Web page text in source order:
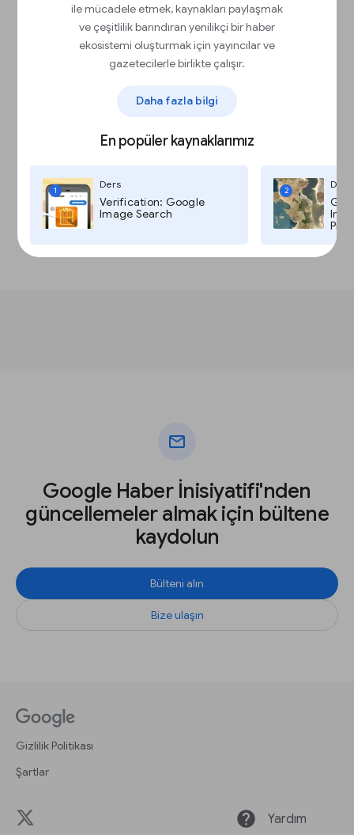
ile mücadele etmek, kaynakları paylaşmak
ve çeşitlilik barındıran yenilikçi bir haber
ekosistemi oluşturmak için yayıncılar ve
gazetecilerle birlikte çalışır.
Daha fazla bilgi
En popüler kaynaklarımız
1
Ders
Verification: Google
Image Search
2
Ders
Pro,
mail
Google Haber İnisiyatifi'nden
güncellemeler almak için bültene
kaydolun
Bülteni alın
Bize ulaşın
Gizlilik Politikası
Şartlar
help Yardım